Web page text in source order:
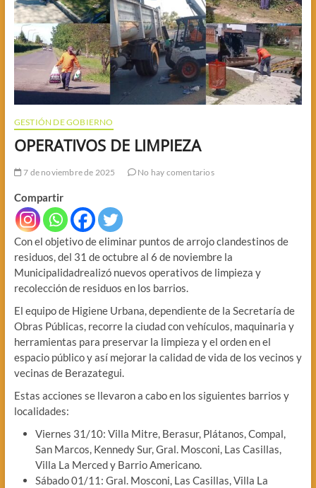
GESTIÓN DE GOBIERNO
OPERATIVOS DE LIMPIEZA
7 de noviembre de 2025 No hay comentarios
Compartir
Con el objetivo de eliminar puntos de arrojo clandestinos de
residuos, del 31 de octubre al 6 de noviembre la
Municipalidadrealizó nuevos operativos de limpieza y
recolección de residuos en los barrios.
El equipo de Higiene Urbana, dependiente de la Secretaría de
Obras Públicas, recorre la ciudad con vehículos, maquinaria y
herramientas para preservar la limpieza y el orden en el
espacio público y así mejorar la calidad de vida de los vecinos y
vecinas de Berazategui.
Estas acciones se llevaron a cabo en los siguientes barrios y
localidades:
Viernes 31/10: Villa Mitre, Berasur, Plátanos, Compal,
San Marcos, Kennedy Sur, Gral. Mosconi, Las Casillas,
Villa La Merced y Barrio Americano.
Sábado 01/11: Gral. Mosconi, Las Casillas, Villa La